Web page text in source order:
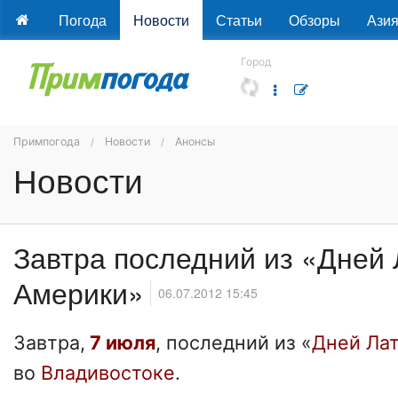
Погода Новости Статьи Обзоры Азия
Город
Примпогода Новости Анонсы
Новости
Завтра последний из «Дней
Америки»
06.07.2012 15:45
Завтра, 7 июля, последний из «Дней
во Владивостоке.